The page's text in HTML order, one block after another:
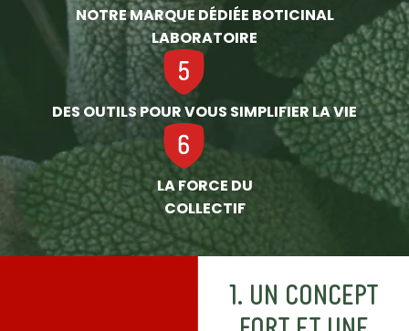
NOTRE MARQUE DÉDIÉE BOTICINAL
LABORATOIRE
DES OUTILS POUR VOUS SIMPLIFIER LA VIE
LA FORCE DU
COLLECTIF
1. UN CONCEPT